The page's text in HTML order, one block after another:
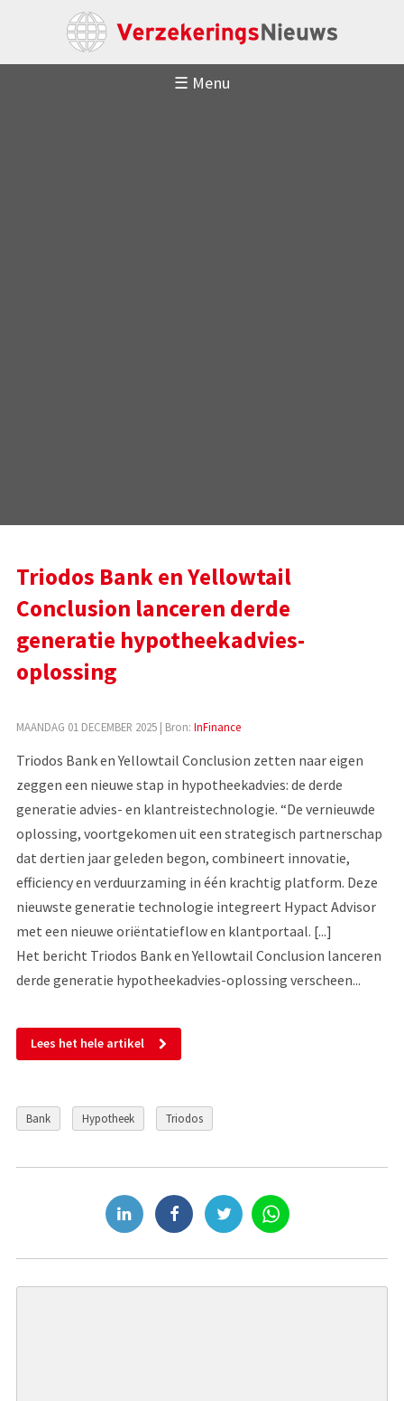
☰ Menu
Triodos Bank en Yellowtail
Conclusion lanceren derde
generatie hypotheekadvies-
oplossing
MAANDAG 01 DECEMBER 2025| Bron: InFinance
Triodos Bank en Yellowtail Conclusion zetten naar eigen
zeggen een nieuwe stap in hypotheekadvies: de derde
generatie advies- en klantreistechnologie. “De vernieuwde
oplossing, voortgekomen uit een strategisch partnerschap
dat dertien jaar geleden begon, combineert innovatie,
efficiency en verduurzaming in één krachtig platform. Deze
nieuwste generatie technologie integreert Hypact Advisor
met een nieuwe oriëntatieflow en klantportaal. [...]
Het bericht Triodos Bank en Yellowtail Conclusion lanceren
derde generatie hypotheekadvies-oplossing verscheen...
Lees het hele artikel
Bank Hypotheek Triodos